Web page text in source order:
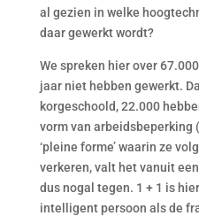
al gezien in welke
daar gewerkt wordt?
We spreken hier over
jaar niet hebben gewerkt.
korgeschoold, 22.000
vorm van arbeidsbeperking
‘pleine forme’ waarin ze
verkeren, valt het vanuit
dus nogal tegen. 1 + 1 is
intelligent persoon als de